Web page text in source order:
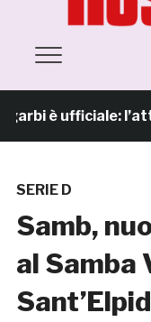
è ufficiale:
SERIE D
Samb,
al Samba